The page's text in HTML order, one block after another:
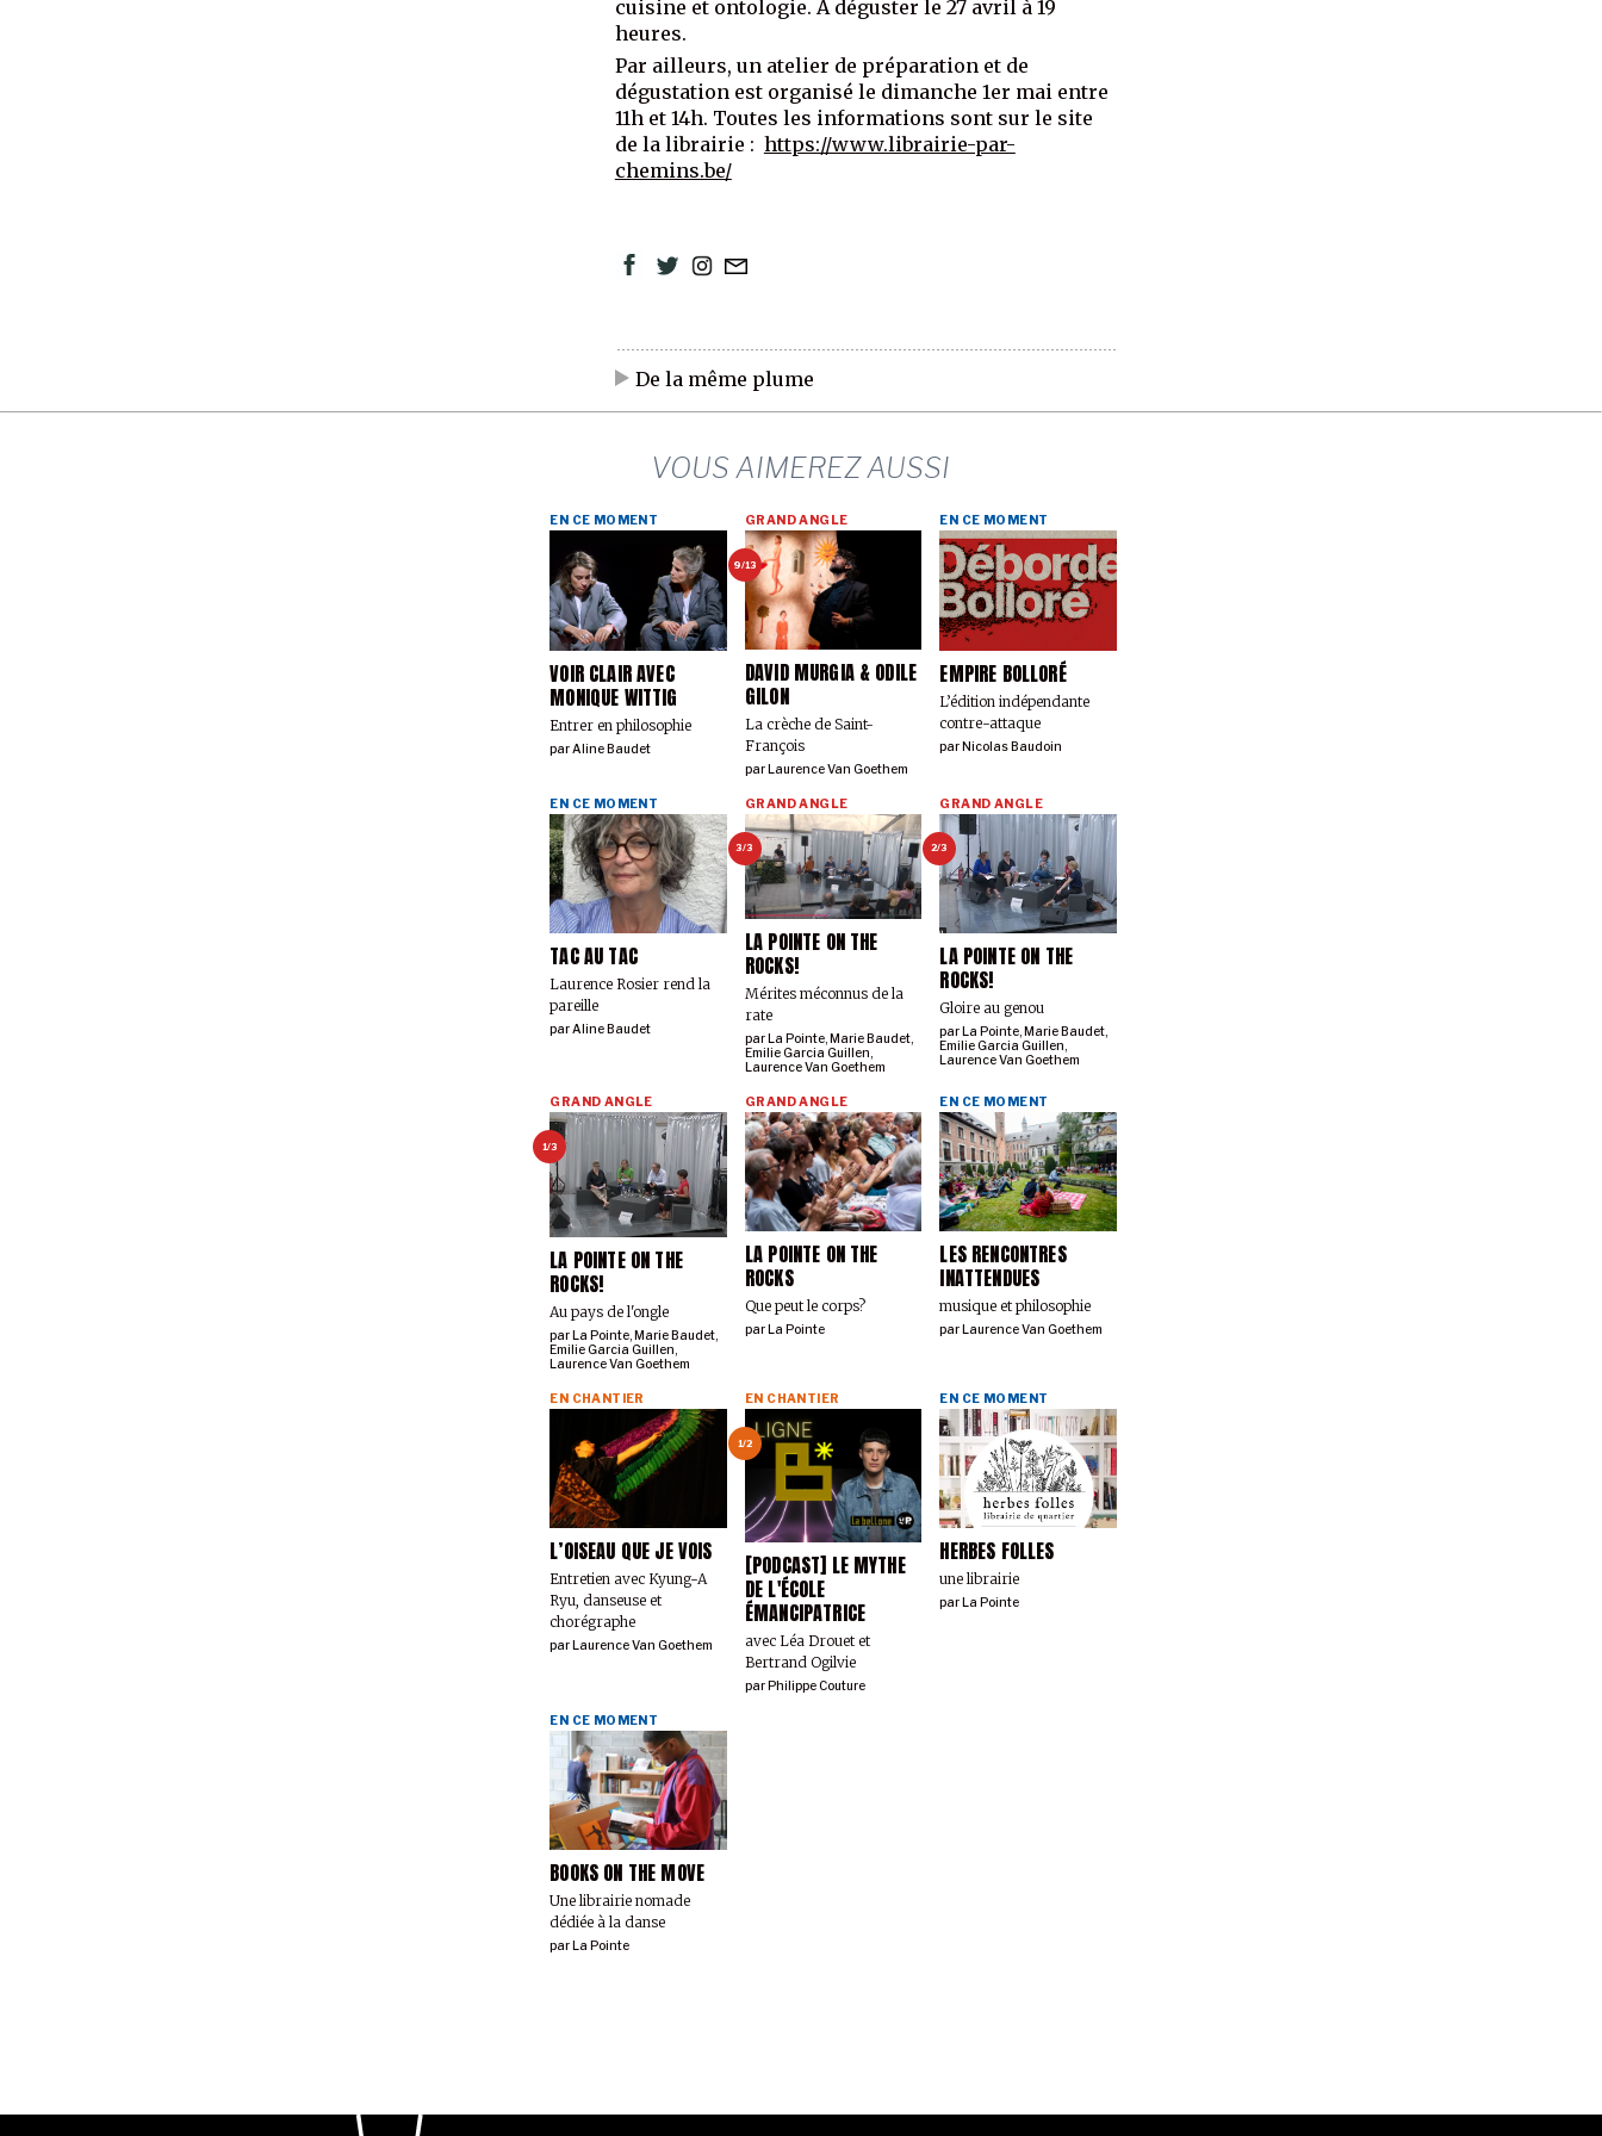
cuisine et ontologie. À déguster le 27 avril à 19
heures.
Par ailleurs, un atelier de préparation et de
dégustation est organisé le dimanche 1er mai entre
11h et 14h. Toutes les informations sont sur le site
de la librairie : https://www.librairie-par-
chemins.be/
De la même plume
VOUS AIMEREZ AUSSI
VOIR CLAIR AVEC
MONIQUE WITTIG
Entrer en philosophie
EN CE MOMENT
parAline Baudet
9/13
DAVID MURGIA & ODILE
GILON
La crèche de Saint-
François
GRAND ANGLE
parLaurence Van Goethem
EMPIRE BOLLORÉ
L’édition indépendante
contre-attaque
EN CE MOMENT
parNicolas Baudoin
TAC AU TAC
Laurence Rosier rend la
pareille
EN CE MOMENT
parAline Baudet
3/3
LA POINTE ON THE
ROCKS!
Mérites méconnus de la
rate
GRAND ANGLE
par La Pointe, Marie Baudet,
Emilie Garcia Guillen,
Laurence Van Goethem
2/3
LA POINTE ON THE
ROCKS!
Gloire au genou
GRAND ANGLE
par La Pointe, Marie Baudet,
Emilie Garcia Guillen,
Laurence Van Goethem
1/3
LA POINTE ON THE
ROCKS!
Au pays de l'ongle
GRAND ANGLE
par La Pointe, Marie Baudet,
Emilie Garcia Guillen,
Laurence Van Goethem
LA POINTE ON THE
ROCKS
Que peut le corps?
GRAND ANGLE
par La Pointe
LES RENCONTRES
INATTENDUES
musique et philosophie
EN CE MOMENT
par Laurence Van Goethem
L’OISEAU QUE JE VOIS
Entretien avec Kyung-A
Ryu, danseuse et
chorégraphe
EN CHANTIER
par Laurence Van Goethem
1/2
[PODCAST] LE MYTHE
DE L'ÉCOLE
ÉMANCIPATRICE
avec Léa Drouet et
Bertrand Ogilvie
EN CHANTIER
parPhilippe Couture
HERBES FOLLES
une librairie
EN CE MOMENT
par La Pointe
BOOKS ON THE MOVE
Une librairie nomade
dédiée à la danse
EN CE MOMENT
parLa Pointe